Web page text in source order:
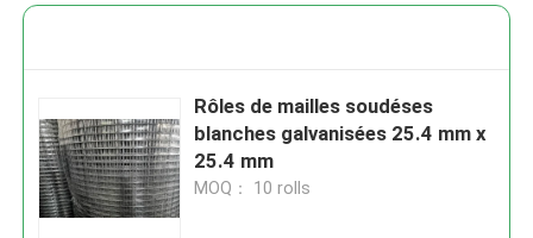
Rôles de mailles soudéses
blanches galvanisées 25.4 mm x
25.4 mm
MOQ： 10 rolls